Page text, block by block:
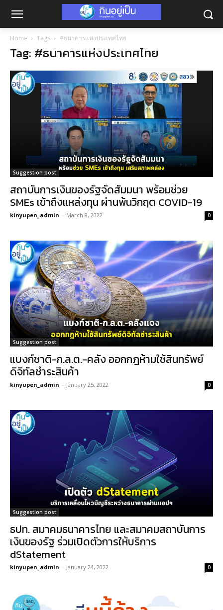
Home Tags #ธนาคารแห่งประเทศไทย
Tag: #ธนาคารแห่งประเทศไทย
Suggestion post
สถาบันการเงินของรัฐจัดสัมมนา พร้อมช่วย
SMEs เข้าถึงแหล่งทุน ผ่านพ้นวิกฤต COVID-19
kinyupen_admin - March 8, 2022 0
Suggestion post
แบงก์ชาติ-ก.ล.ต.-คลัง ออกกฎห้ามใช้สินทรัพย์
ดิจิทัลชำระสินค้า
kinyupen_admin - January 25, 2022 0
Suggestion post
ธปท. สมาคมธนาคารไทย และสมาคมสถาบันการ
เงินของรัฐ ร่วมเปิดตัวการให้บริการ
dStatement
kinyupen_admin - January 24, 2022 0